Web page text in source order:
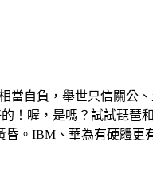
當自負，舉世只信關公
！喔，是嗎？試試琵琶
。IBM、華為有硬體